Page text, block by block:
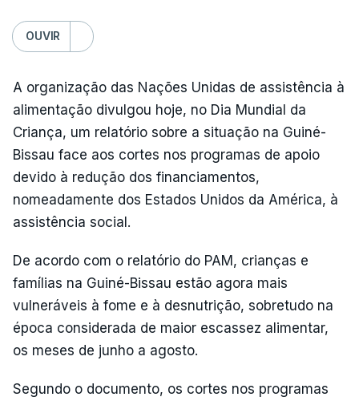
OUVIR
A organização das Nações Unidas de assistência à
alimentação divulgou hoje, no Dia Mundial da
Criança, um relatório sobre a situação na Guiné-
Bissau face aos cortes nos programas de apoio
devido à redução dos financiamentos,
nomeadamente dos Estados Unidos da América, à
assistência social.
De acordo com o relatório do PAM, crianças e
famílias na Guiné-Bissau estão agora mais
vulneráveis à fome e à desnutrição, sobretudo na
época considerada de maior escassez alimentar,
os meses de junho a agosto.
Segundo o documento, os cortes nos programas